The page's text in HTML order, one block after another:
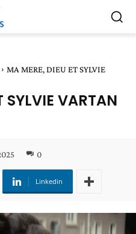
MA MERE, DIEU ET SYLVIE
SYLVIE VARTAN
0
Linkedin